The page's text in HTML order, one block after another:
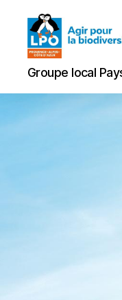
Groupe
local
Pays
Groupe local